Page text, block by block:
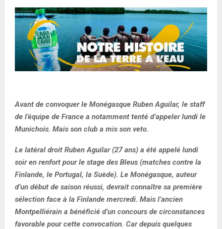
Avant de convoquer le Monégasque Ruben Aguilar, le staff
de l’équipe de France a notamment tenté d’appeler lundi le
Munichois. Mais son club a mis son veto.
Le latéral droit Ruben Aguilar (27 ans) a été appelé lundi
soir en renfort pour le stage des Bleus (matches contre la
Finlande, le Portugal, la Suède). Le Monégasque, auteur
d’un début de saison réussi, devrait connaître sa première
sélection face à la Finlande mercredi. Mais l’ancien
Montpelliérain a bénéficié d’un concours de circonstances
favorable pour cette convocation. Car depuis quelques